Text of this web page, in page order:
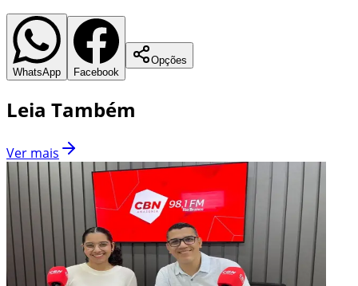
WhatsApp Facebook
Opções
Leia Também
Ver mais